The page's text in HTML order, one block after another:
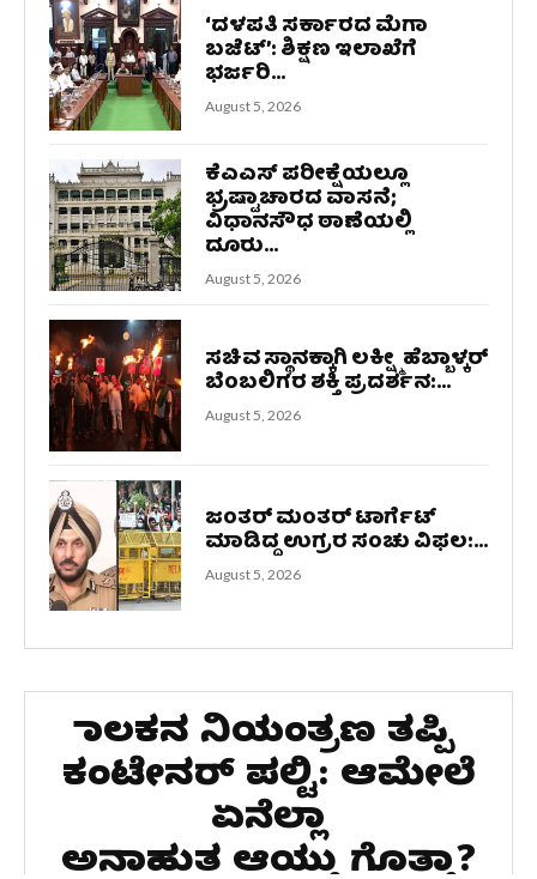
‘ದಳಪತಿ ಸರ್ಕಾರದ ಮೆಗಾ
ಬಜೆಟ್’: ಶಿಕ್ಷಣ ಇಲಾಖೆಗೆ
ಭರ್ಜರಿ...
August 5, 2026
ಕೆಎಎಸ್‌ ಪರೀಕ್ಷೆಯಲ್ಲೂ
ಭ್ರಷ್ಟಾಚಾರದ ವಾಸನೆ;
ವಿಧಾನಸೌಧ ಠಾಣೆಯಲ್ಲಿ
ದೂರು...
August 5, 2026
ಸಚಿವ ಸ್ಥಾನಕ್ಕಾಗಿ ಲಕ್ಷ್ಮೀ ಹೆಬ್ಬಾಳ್ಕರ್
ಬೆಂಬಲಿಗರ ಶಕ್ತಿ ಪ್ರದರ್ಶನ:...
August 5, 2026
ಜಂತರ್ ಮಂತರ್ ಟಾರ್ಗೆಟ್
ಮಾಡಿದ್ದ ಉಗ್ರರ ಸಂಚು ವಿಫಲ:...
August 5, 2026